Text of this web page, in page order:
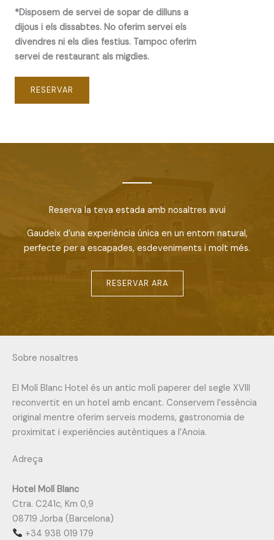
*Disposem de servei de sopar de dilluns a
dijous i els dissabtes. No oferim servei els
divendres ni els dies festius. Tampoc oferim
servei de restaurant als migdies.
RESERVAR
Reserva la teva estada amb nosaltres avui
Gaudeix d’una experiència única en un entorn natural,
perfecte per a escapades, esdeveniments i molt més.
RESERVAR ARA
Sobre nosaltres
El Molí Blanc Hotel és un antic molí paperer del segle XVIII
reconvertit en un hotel amb encant. Conservem l’essència
original mentre oferim serveis moderns, gastronomia de
proximitat i experiències autèntiques a l’Anoia.
Adreça
Hotel Molí Blanc
Ctra. C241c, Km 0,9
08719 Jorba (Barcelona)
+34 938 019 179